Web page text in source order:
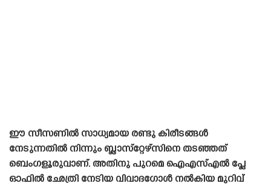
ഈ സീസണിൽ സാധ്യമായ രണ്ടു കിരീടങ്ങൾ
നേടുന്നതിൽ നിന്നും ബ്ലാസ്‌റ്റേഴ്‌സിനെ തടഞ്ഞത്
ബെംഗളൂരുവാണ്. അതിനു പുറമെ ഐഎസ്എൽ പ്ലേ
ഓഫിൽ ഛേത്രി നേടിയ വിവാദഗോൾ നൽകിയ മുറിവ്